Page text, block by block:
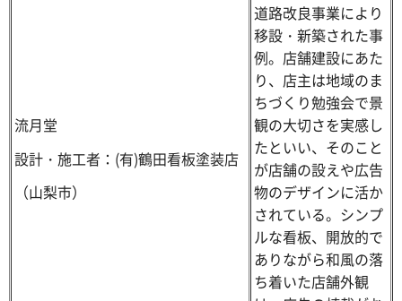
流月堂
設計・施工者：(有)鶴田看板塗装店
（山梨市）
道路改良事業により
移設・新築された事
例。店舗建設にあた
り、店主は地域のま
ちづくり勉強会で景
観の大切さを実感し
たといい、そのこと
が店舗の設えや広告
物のデザインに活か
されている。シンプ
ルな看板、開放的で
ありながら和風の落
ち着いた店舗外観